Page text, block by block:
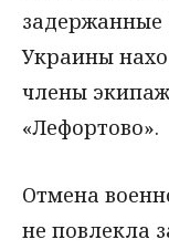
задержанные
Украины
члены
«Лефортово».
Отмена
не повлекла